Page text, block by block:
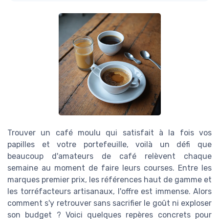
Trouver un café moulu qui satisfait à la fois vos
papilles et votre portefeuille, voilà un défi que
beaucoup d'amateurs de café relèvent chaque
semaine au moment de faire leurs courses. Entre les
marques premier prix, les références haut de gamme et
les torréfacteurs artisanaux, l'offre est immense. Alors
comment s'y retrouver sans sacrifier le goût ni exploser
son budget ? Voici quelques repères concrets pour